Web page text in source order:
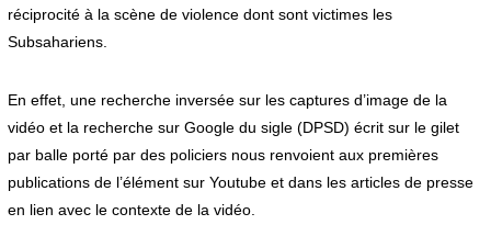
réciprocité à la scène de violence dont sont victimes les
Subsahariens.
En effet, une recherche inversée sur les captures d’image de la
vidéo et la recherche sur Google du sigle (DPSD) écrit sur le gilet
par balle porté par des policiers nous renvoient aux premières
publications de l’élément sur Youtube et dans les articles de presse
en lien avec le contexte de la vidéo.